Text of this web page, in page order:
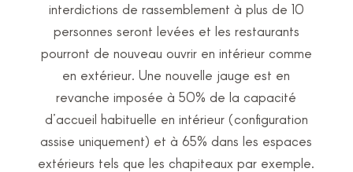
interdictions de rassemblement à plus de 10
personnes seront levées et les restaurants
pourront de nouveau ouvrir en intérieur comme
en extérieur. Une nouvelle jauge est en
revanche imposée à 50% de la capacité
d’accueil habituelle en intérieur (configuration
assise uniquement) et à 65% dans les espaces
extérieurs tels que les chapiteaux par exemple.